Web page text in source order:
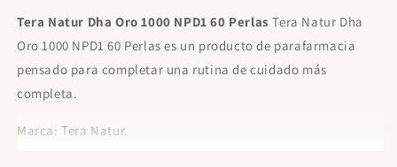
Tera Natur Dha Oro 1000 NPD1 60 Perlas Tera Natur Dha
Oro 1000 NPD1 60 Perlas es un producto de parafarmacia
pensado para completar una rutina de cuidado más
completa.
Marca: Tera Natur.